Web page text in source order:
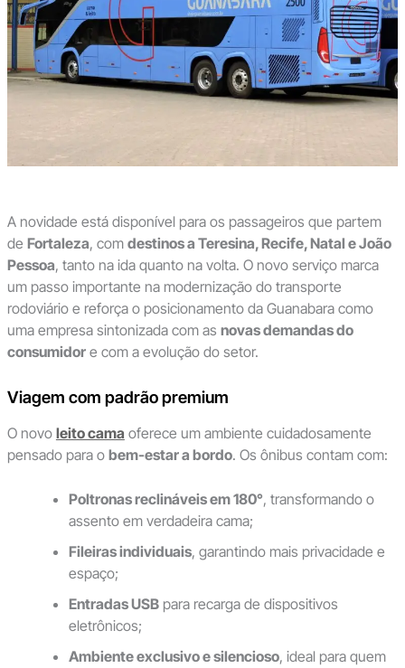
A novidade está disponível para os passageiros que partem
de Fortaleza, com destinos a Teresina, Recife, Natal e João
Pessoa, tanto na ida quanto na volta. O novo serviço marca
um passo importante na modernização do transporte
rodoviário e reforça o posicionamento da Guanabara como
uma empresa sintonizada com as novas demandas do
consumidore com a evolução do setor.
Viagem com padrão premium
O novo leito cama oferece um ambiente cuidadosamente
pensado para o bem-estar a bordo. Os ônibus contam com:
Poltronas reclináveis em 180°, transformando o
assento em verdadeira cama;
Fileiras individuais, garantindo mais privacidade e
espaço;
Entradas USBpara recarga de dispositivos
eletrônicos;
Ambiente exclusivo e silencioso, ideal para quem